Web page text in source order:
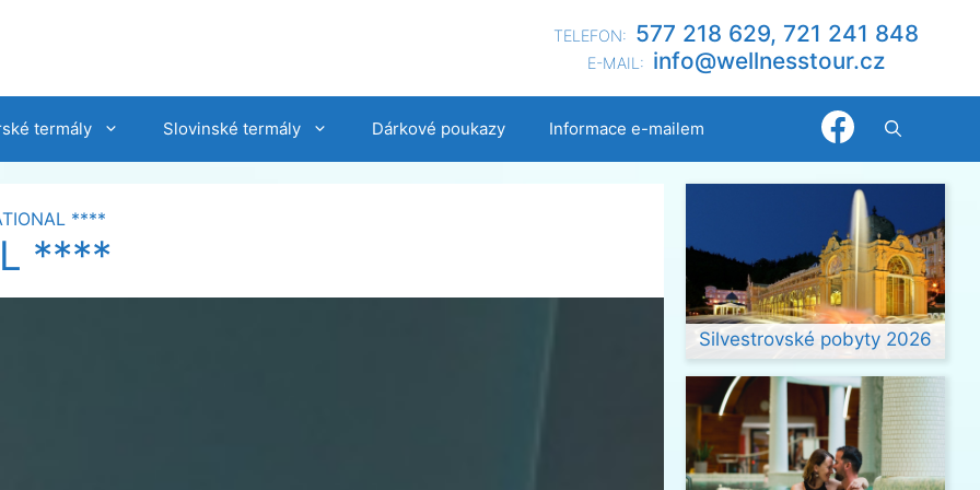
TELEFON: 577 218 629, 721 241 848
E-MAIL: zc.ru
otsse
nllew
@ofni
termály Slovinské termály Dárkové poukazy Informace e-mailem
****
****
Silvestrovské pobyty 2026